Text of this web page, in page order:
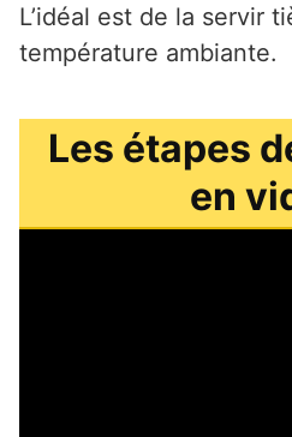
L’idéal est de la servir
température ambiante.
Les étapes
en